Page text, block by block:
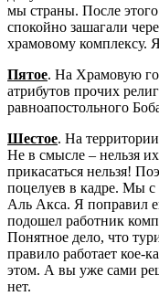
мы страны. После
спокойно зашагали
храмовому комплексу.
Пятое. На Храмовую
атрибутов прочих
равноапостольного
Шестое. На
Не в смысле – нельзя
прикасаться нельзя!
поцелуев в кадре. Мы с
Аль Акса. Я поправил
подошел работник
Понятное дело, что
правило работает кое-
этом. А вы уже сами
нет.